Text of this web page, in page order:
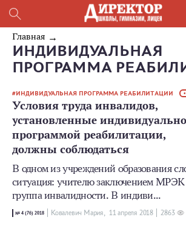
Главная
ИНДИВИДУАЛЬНАЯ
ПРОГРАММА
ИНДИВИДУАЛЬНАЯ ПРОГРАММА РЕАБИЛИТАЦИИ
Условия труда инвалидов,
установленные
программой реабилитации,
должны соблюдаться
В одном из учреждений образования
ситуация: учителю заключением МРЭК
группа инвалидности. В индиви...
№ 4 (76) 2018 Ковалевич Мария, 11 апреля 2018 2863